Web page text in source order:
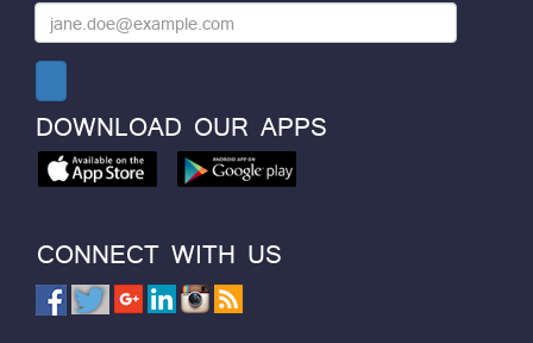
DOWNLOAD OUR APPS
CONNECT WITH US